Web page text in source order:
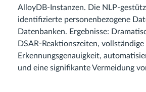
AlloyDB‑Instanzen. Die
identifizierte personenbezogene
Datenbanken. Ergebnisse:
DSAR‑Reaktionszeiten, vollständige
Erkennungsgenauigkeit,
und eine signifikante Vermeidung